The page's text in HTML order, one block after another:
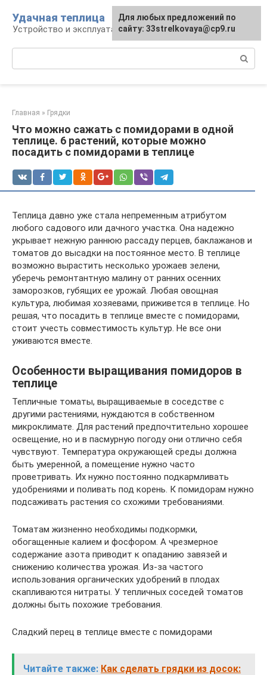
контенту
Удачная теплица
Устройство и эксплуатация теплиц
Главная » Грядки
Что можно сажать с помидорами в одной
теплице. 6 растений, которые можно
посадить с помидорами в теплице
Теплица давно уже стала непременным атрибутом
любого садового или дачного участка. Она надежно
укрывает нежную раннюю рассаду перцев, баклажанов и
томатов до высадки на постоянное место. В теплице
возможно вырастить несколько урожаев зелени,
уберечь ремонтантную малину от ранних осенних
заморозков, губящих ее урожай. Любая овощная
культура, любимая хозяевами, приживется в теплице. Но
решая, что посадить в теплице вместе с помидорами,
стоит учесть совместимость культур. Не все они
уживаются вместе.
Особенности выращивания помидоров в
теплице
Тепличные томаты, выращиваемые в соседстве с
другими растениями, нуждаются в собственном
микроклимате. Для растений предпочтительно хорошее
освещение, но и в пасмурную погоду они отлично себя
чувствуют. Температура окружающей среды должна
быть умеренной, а помещение нужно часто
проветривать. Их нужно постоянно подкармливать
удобрениями и поливать под корень. К помидорам нужно
подсаживать растения со схожими требованиями.
Томатам жизненно необходимы подкормки,
обогащенные калием и фосфором. А чрезмерное
содержание азота приводит к опаданию завязей и
снижению количества урожая. Из-за частого
использования органических удобрений в плодах
скапливаются нитраты. У тепличных соседей томатов
должны быть похожие требования.
Сладкий перец в теплице вместе с помидорами
Читайте также: Как сделать грядки из досок:
Для любых предложений по
сайту: 33strelkovaya@cp9.ru